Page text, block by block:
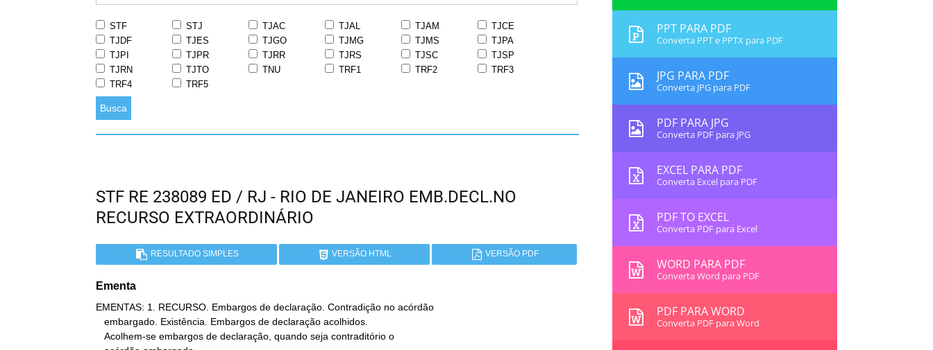
STF STJ TJAC TJAL TJAM
TJCE
TJDF
TJES TJGO TJMG TJMS
TJPA
TJPI
TJPR TJRR TJRS TJSC
TJSP
TJRN
TJTO TNU TRF1 TRF2
TRF3
TRF4
TRF5
Busca
STF RE 238089 ED / RJ - RIO DE JANEIRO EMB.DECL.NO
RECURSO EXTRAORDINÁRIO
RESULTADO SIMPLES VERSÃO HTML VERSÃO PDF
Ementa
EMENTAS: 1. RECURSO. Embargos de declaração. Contradição no acórdão
PPT PARA PDF
Converta PPT e PPTX para PDF
JPG PARA PDF
Converta JPG para PDF
PDF PARA JPG
Converta PDF para JPG
EXCEL PARA PDF
Converta Excel para PDF
PDF TO EXCEL
Converta PDF para Excel
WORD PARA PDF
Converta Word para PDF
PDF PARA WORD
Converta PDF para Word